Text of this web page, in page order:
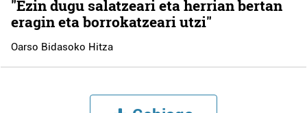
"Ezin dugu salatzeari eta herrian bertan
eragin eta borrokatzeari utzi"
Oarso Bidasoko Hitza